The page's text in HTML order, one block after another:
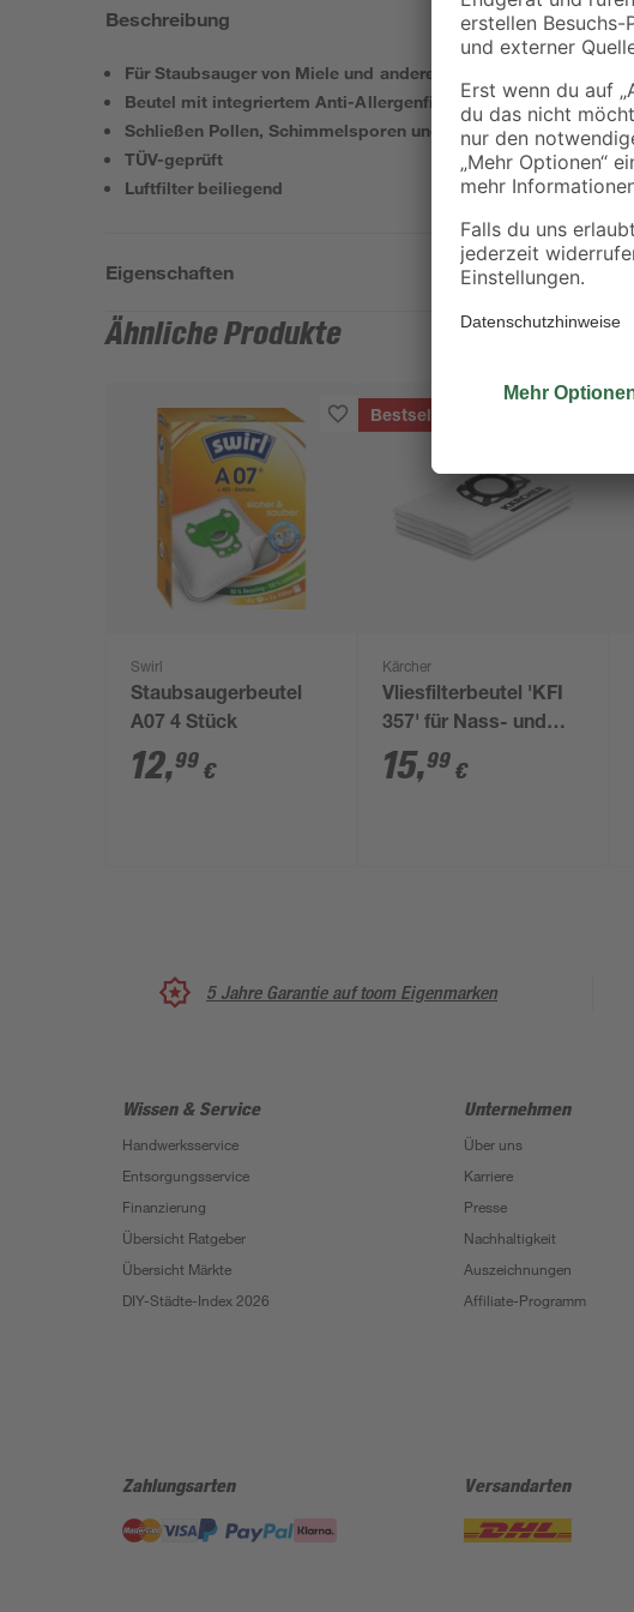
Beschreibung
Für Staubsauger von Miele und anderen Herstellern
Beutel mit integriertem Anti-Allergenfilter
Schließen Pollen, Schimmelsporen und Milbenkot ein
TÜV-geprüft
Luftfilter beiliegend
Eigenschaften
Ähnliche Produkte
Swirl
Staubsaugerbeutel
A07 4 Stück
12,99 €
Bestseller
Kärcher
Vliesfilterbeutel 'KFI
357' für Nass- und
Trockensauger 4
Stück
15,99 €
5 Jahre Garantie auf toom Eigenmarken
Wissen & Service
Handwerksservice
Entsorgungsservice
Finanzierung
Übersicht Ratgeber
Übersicht Märkte
DIY-Städte-Index 2026
Unternehmen
Über uns
Karriere
Presse
Nachhaltigkeit
Auszeichnungen
Affiliate-Programm
Zahlungsarten Versandarten